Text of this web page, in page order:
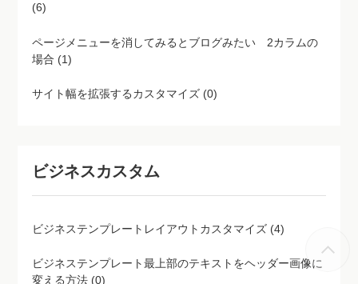
(6)
ページメニューを消してみるとブログみたい 2カラムの
場合 (1)
サイト幅を拡張するカスタマイズ (0)
ビジネスカスタム
ビジネステンプレートレイアウトカスタマイズ (4)
ビジネステンプレート最上部のテキストをヘッダー画像に
変える方法 (0)